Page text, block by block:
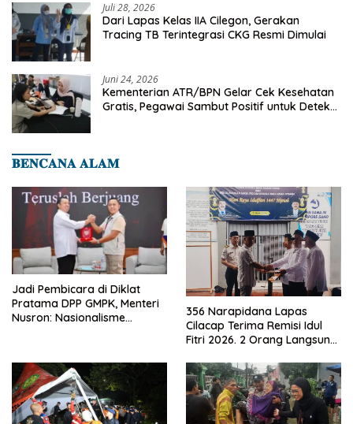
Juli 28, 2026
Dari Lapas Kelas IIA Cilegon, Gerakan
Tracing TB Terintegrasi CKG Resmi Dimulai
Juni 24, 2026
Kementerian ATR/BPN Gelar Cek Kesehatan
Gratis, Pegawai Sambut Positif untuk Deteksi
𝐁𝐄𝐍𝐂𝐀𝐍𝐀 𝐀𝐋𝐀𝐌
Jadi Pembicara di Diklat
Pratama DPP GMPK, Menteri
Nusron: Nasionalisme
356 Narapidana Lapas
Cilacap Terima Remisi Idul
Fitri 2026. 2 Orang Langsung